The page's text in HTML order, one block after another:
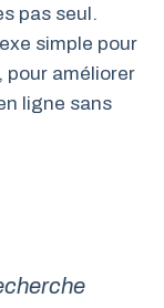
pas seul.
simple pour
pour améliorer
ligne sans